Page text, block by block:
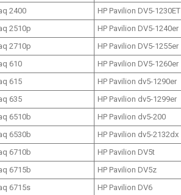
2400
HP Pavilion DV5-1230ET
2510p
HP Pavilion DV5-1240er
2710p
HP Pavilion DV5-1255er
610
HP Pavilion DV5-1260er
615
HP Pavilion dv5-1290er
635
HP Pavilion dv5-1299er
6510b
HP Pavilion dv5-200
6530b
HP Pavilion dv5-2132dx
6710b
HP Pavilion DV5t
6715b
HP Pavilion DV5z
6715s
HP Pavilion DV6